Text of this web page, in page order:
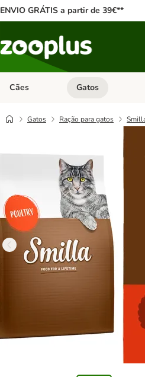
ENVIO GRÁTIS a partir de 39€**
Cães Abrir menu de
Gatos
Gatos Ração para gatos